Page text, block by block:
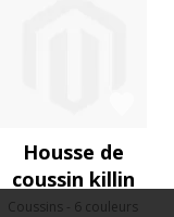
Housse de
coussin killin
Coussins 6 couleurs